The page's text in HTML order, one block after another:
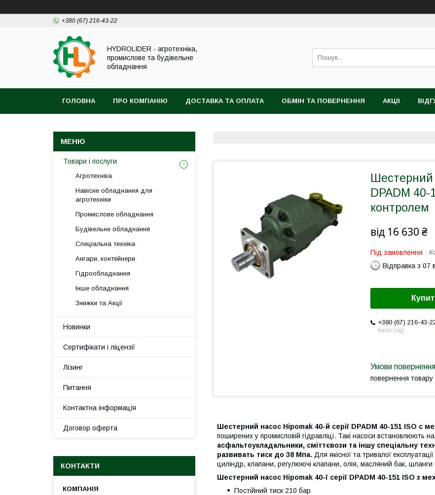
+380 (67) 216-43-22
HYDROLIDER - агротехніка,
промислове та будівельне
обладнання
ГОЛОВНА ПРО КОМПАНІЮ ДОСТАВКА ТА ОПЛАТА ОБМІН ТА ПОВЕРНЕННЯ АКЦІІ
Шестерний
DPADM 40-
контролем
від 16 630 ₴
Під замовлення
Відправка з 07
+380 (67) 216-43-
Київстар
повернення товару
Шестерний насос Hipomak 40-й серії DPADM 40-151 ISO с
поширених у промисловій гідравліці. Такі насоси встановлюють
асфальтоукладальники, сміттєвози та іншу спеціальну
развивать тиск до 38 Мпа. Для якісної та тривалої
циліндр, клапани, регулюючі клапани, олія, масляний бак, шланги
Шестерний насос Hipomak 40-ї серії DPADM 40-151 ISO з
Постійний тиск 210 бар
Товари і послуги
Агротехніка
Навісне обладнання для
агротехніки
Промислове обладнання
Будівельне обладнання
Спеціальна техніка
Ангари, контейнери
Гідрообладнання
Інше обладнання
Знижки та Акції
Новинки
Сертифікати і ліцензії
Лізинг
Питання
Контактна інформація
Договор оферта
КОНТАКТИ